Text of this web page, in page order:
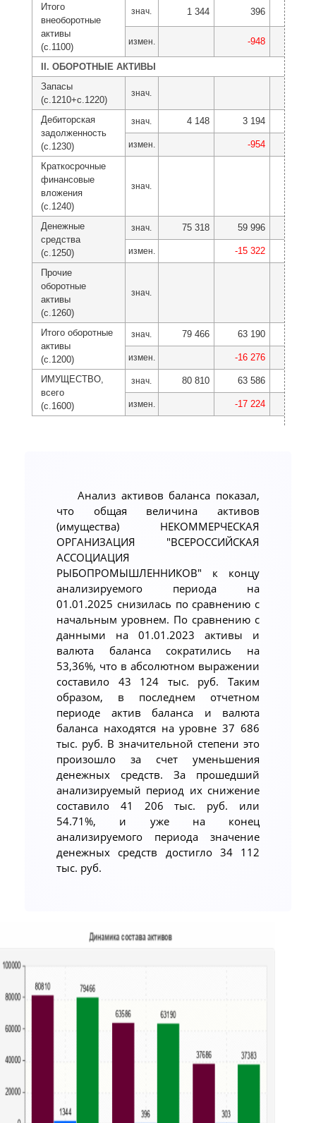
Итого
внеоборотные
активы
(с.1100)
знач. 1 344 396
измен. -948
II. ОБОРОТНЫЕ АКТИВЫ
Запасы
(с.1210+с.1220)
знач.
Дебиторская
задолженность
(с.1230)
знач. 4 148 3 194
измен. -954
Краткосрочные
финансовые
вложения
(с.1240)
знач.
Денежные
средства
(с.1250)
знач. 75 318 59 996
измен. -15 322
Прочие
оборотные
активы
(с.1260)
знач.
Итого оборотные
активы
(с.1200)
знач. 79 466 63 190
измен. -16 276
ИМУЩЕСТВО,
всего
(с.1600)
знач. 80 810 63 586
измен. -17 224
Анализ активов баланса показал,
что общая величина активов
(имущества) НЕКОММЕРЧЕСКАЯ
ОРГАНИЗАЦИЯ "ВСЕРОССИЙСКАЯ
АССОЦИАЦИЯ
РЫБОПРОМЫШЛЕННИКОВ" к концу
анализируемого периода на
01.01.2025 снизилась по сравнению с
начальным уровнем. По сравнению с
данными на 01.01.2023 активы и
валюта баланса сократились на
53,36%, что в абсолютном выражении
составило 43 124 тыс. руб. Таким
образом, в последнем отчетном
периоде актив баланса и валюта
баланса находятся на уровне 37 686
тыс. руб. В значительной степени это
произошло за счет уменьшения
денежных средств. За прошедший
анализируемый период их снижение
составило 41 206 тыс. руб. или
54.71%, и уже на конец
анализируемого периода значение
денежных средств достигло 34 112
тыс. руб.